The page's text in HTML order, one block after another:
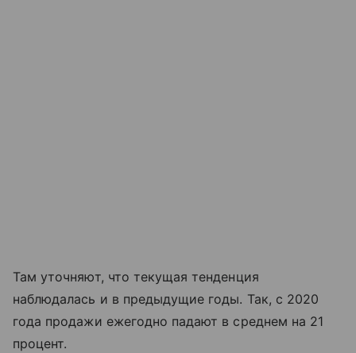
Там уточняют, что текущая тенденция
наблюдалась и в предыдущие годы. Так, с 2020
года продажи ежегодно падают в среднем на 21
процент.